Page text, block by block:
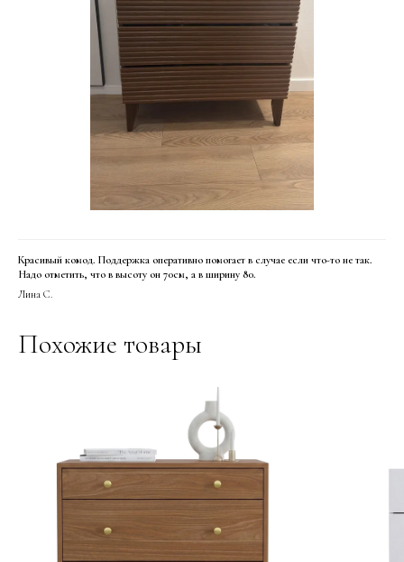
Красивый комод. Поддержка оперативно помогает в случае если что-то не так.
Надо отметить, что в высоту он 70см, а в ширину 80.
Лина С.
Похожие товары